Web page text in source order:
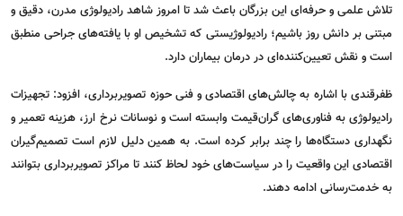
تلاش علمی و حرفه‌ای این بزرگان باعث شد تا امروز شاهد رادیولوژی مدرن، دقیق و
مبتنی بر دانش روز باشیم؛ رادیولوژیستی که تشخیص او با یافته‌های جراحی منطبق
است و نقش تعیین‌کننده‌ای در درمان بیماران دارد.
ظفرقندی با اشاره به چالش‌های اقتصادی و فنی حوزه تصویربرداری، افزود: تجهیزات
رادیولوژی به فناوری‌های گران‌قیمت وابسته است و نوسانات نرخ ارز، هزینه تعمیر و
نگهداری دستگاه‌ها را چند برابر کرده است. به همین دلیل لازم است تصمیم‌گیران
اقتصادی این واقعیت را در سیاست‌های خود لحاظ کنند تا مراکز تصویربرداری بتوانند
به خدمت‌رسانی ادامه دهند.